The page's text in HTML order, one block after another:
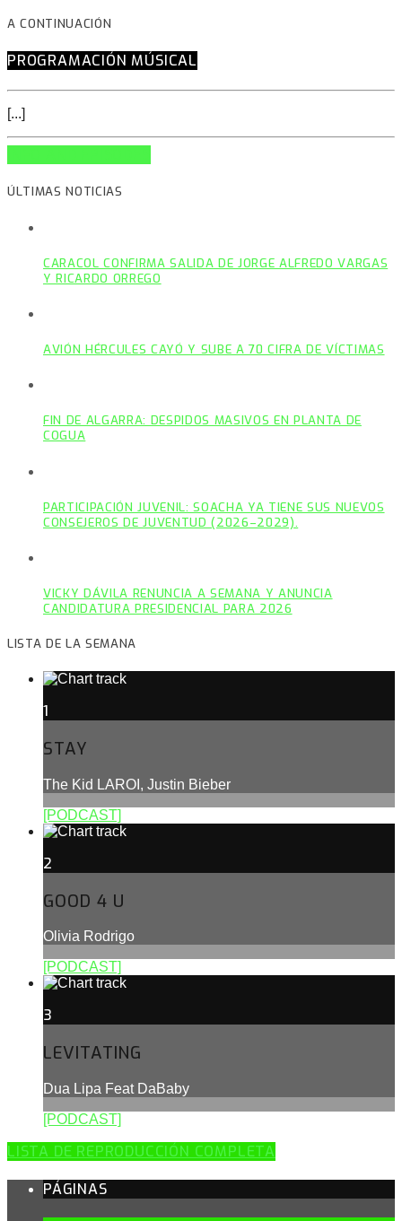
A CONTINUACIÓN
PROGRAMACIÓN MÚSICAL
[...]
ÚLTIMAS NOTICIAS
CARACOL CONFIRMA SALIDA DE JORGE ALFREDO VARGAS
Y RICARDO ORREGO
AVIÓN HÉRCULES CAYÓ Y SUBE A 70 CIFRA DE VÍCTIMAS
FIN DE ALGARRA: DESPIDOS MASIVOS EN PLANTA DE
COGUA
PARTICIPACIÓN JUVENIL: SOACHA YA TIENE SUS NUEVOS
CONSEJEROS DE JUVENTUD (2026–2029).
VICKY DÁVILA RENUNCIA A SEMANA Y ANUNCIA
CANDIDATURA PRESIDENCIAL PARA 2026
LISTA DE LA SEMANA
1
STAY
The Kid LAROI, Justin Bieber
[PODCAST]
2
GOOD 4 U
Olivia Rodrigo
[PODCAST]
3
LEVITATING
Dua Lipa Feat DaBaby
[PODCAST]
LISTA DE REPRODUCCIÓN COMPLETA
PÁGINAS